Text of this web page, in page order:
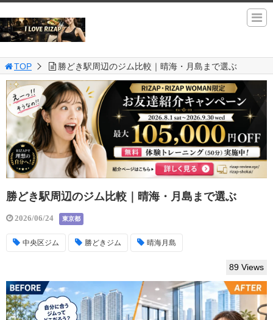
TOP 勝どき駅周辺のジム比較｜晴海・月島まで選ぶ
勝どき駅周辺のジム比較｜晴海・月島まで選ぶ
2026/06/24 東京都
中央区ジム 勝どきジム 晴海月島
89 Views